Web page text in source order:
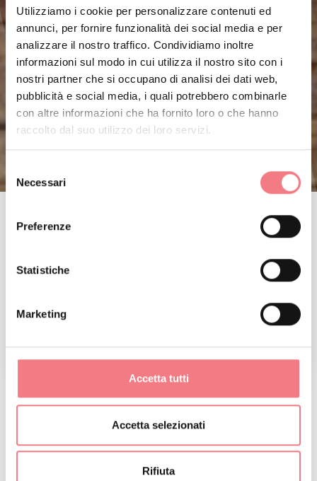
Utilizziamo i cookie per personalizzare contenuti ed
annunci, per fornire funzionalità dei social media e per
analizzare il nostro traffico. Condividiamo inoltre
informazioni sul modo in cui utilizza il nostro sito con i
nostri partner che si occupano di analisi dei dati web,
pubblicità e social media, i quali potrebbero combinarle
con altre informazioni che ha fornito loro o che hanno
raccolto dal suo utilizzo dei loro servizi.
delNecessari
Preferenze
Statistiche
Marketing
Accetta tutti
Accetta selezionati
Rifiuta
RICETTE DI PASQUA
Scopri le ricette pasquali delle tradizione gastronomica